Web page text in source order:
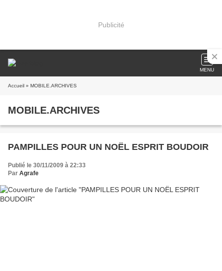
Publicité
MENU
Accueil » MOBILE.ARCHIVES
MOBILE.ARCHIVES
PAMPILLES POUR UN NOËL ESPRIT BOUDOIR
Publié le 30/11/2009 à 22:33
Par Agrafe